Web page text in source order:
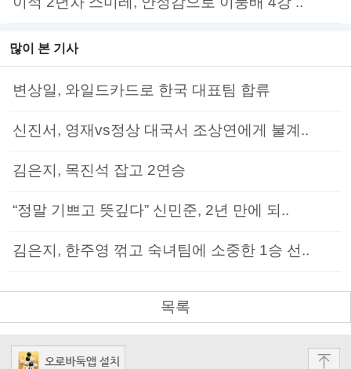
많이 본 기사
변상일, 와일드카드로 한국 대표팀 합류
신진서, 영재vs정상 대국서 조상연에게 불계..
김은지, 목진석 잡고 2연승
“정말 기쁘고 뜻깊다” 신민준, 2년 만에 되..
김은지, 한주영 꺾고 숙녀팀에 소중한 1승 선..
목록